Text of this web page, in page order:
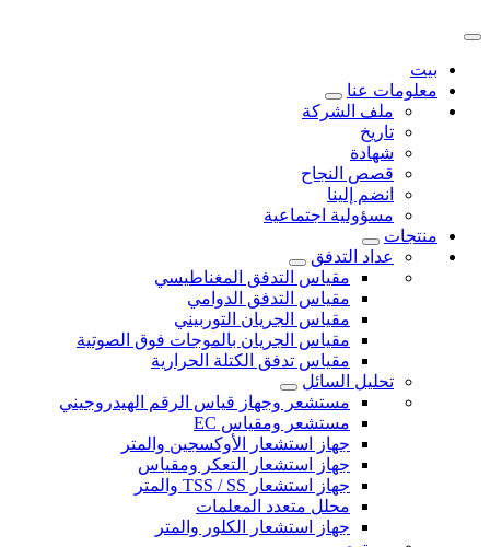
بيت
معلومات عنا
ملف الشركة
تاريخ
شهادة
قصص النجاح
انضم إلينا
مسؤولية اجتماعية
منتجات
عداد التدفق
مقياس التدفق المغناطيسي
مقياس التدفق الدوامي
مقياس الجريان التوربيني
مقياس الجريان بالموجات فوق الصوتية
مقياس تدفق الكتلة الحرارية
تحليل السائل
مستشعر وجهاز قياس الرقم الهيدروجيني
مستشعر ومقياس EC
جهاز استشعار الأوكسجين والمتر
جهاز استشعار التعكر ومقياس
جهاز استشعار TSS / SS والمتر
محلل متعدد المعلمات
جهاز استشعار الكلور والمتر